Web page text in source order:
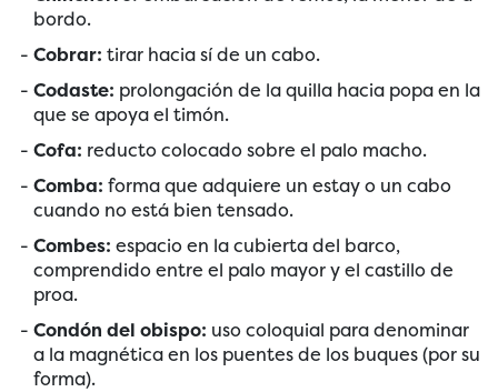
bordo.
Cobrar: tirar hacia sí de un cabo.
Codaste: prolongación de la quilla hacia popa en la
que se apoya el timón.
Cofa: reducto colocado sobre el palo macho.
Comba: forma que adquiere un estay o un cabo
cuando no está bien tensado.
Combes: espacio en la cubierta del barco,
comprendido entre el palo mayor y el castillo de
proa.
Condón del obispo: uso coloquial para denominar
a la magnética en los puentes de los buques (por su
forma).